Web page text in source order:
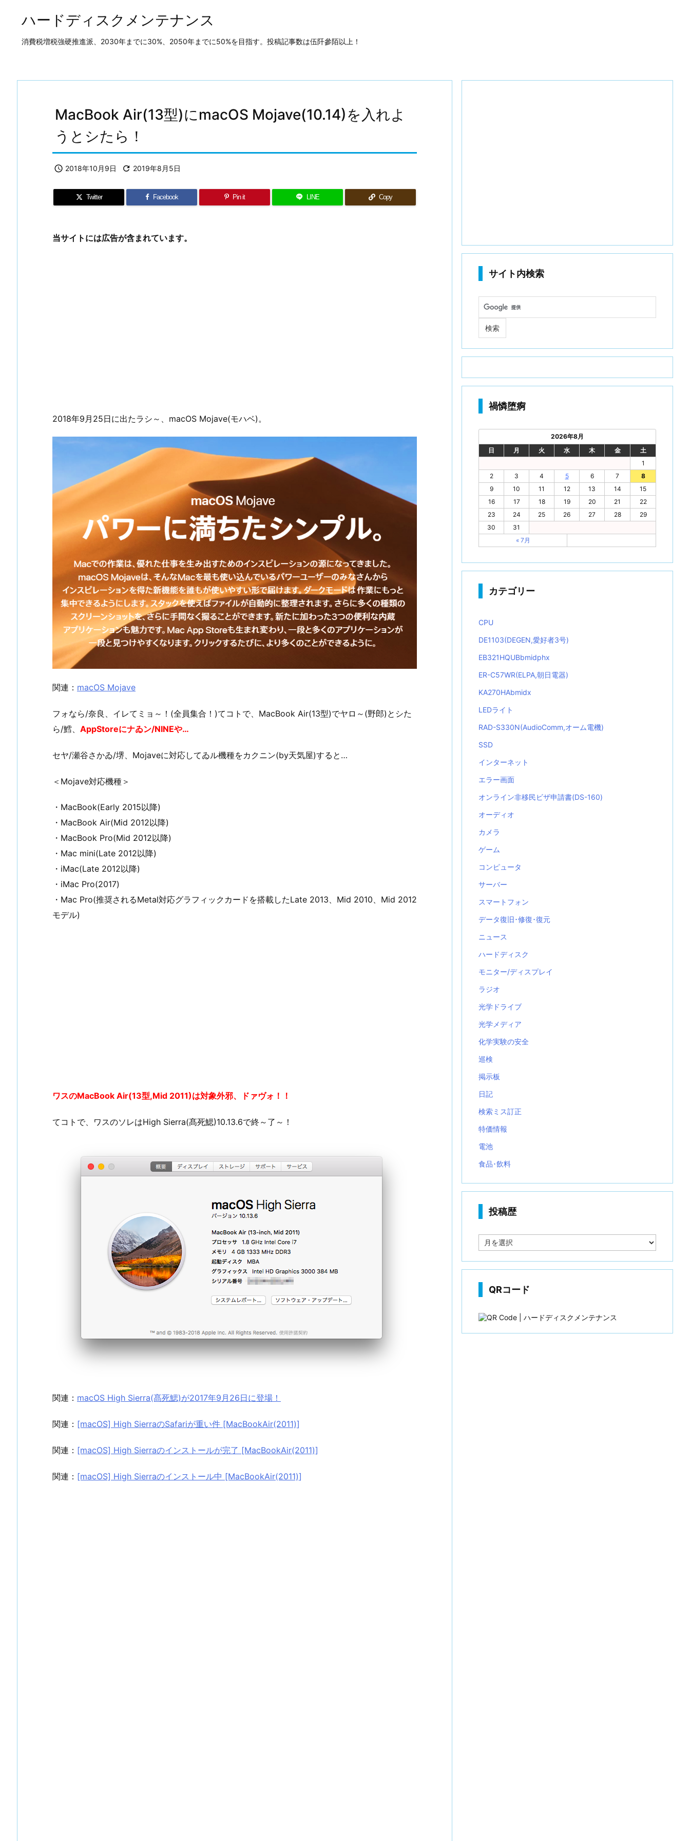
ハードディスクメンテナンス
消費税増税強硬推進派、2030年までに30%、2050年までに50%を目指す。投稿記事数は伍阡參陌以上！
MacBook Air(13型)にmacOS Mojave(10.14)を入れよ
うとシたら！
 2018年10月9日  2019年8月5日
Twitter Facebook Pin it LINE Copy
当サイトには広告が含まれています。
2018年9月25日に出たラシ～、macOS Mojave(モハベ)。
関連： macOS Mojave
フォなら/奈良、イレてミョ～！(全員集合！)てコトで、MacBook Air(13型)でヤロ～(野郎)とシた
ら/鱈、 AppStoreにナゐン/NINEや…
セヤ/瀬谷さかゐ/堺、Mojaveに対応してゐル機種をカクニン(by天気屋)すると…
＜Mojave対応機種＞
・MacBook(Early 2015以降)
・MacBook Air(Mid 2012以降)
・MacBook Pro(Mid 2012以降)
・Mac mini(Late 2012以降)
・iMac(Late 2012以降)
・iMac Pro(2017)
・Mac Pro(推奨されるMetal対応グラフィックカードを搭載したLate 2013、Mid 2010、Mid 2012
モデル)
ワスのMacBook Air(13型,Mid 2011)は対象外邪、ドァヴォ！！
てコトで、ワスのソレはHigh Sierra(髙死鰓)10.13.6で終～了～！
関連： macOS High Sierra(髙死鰓)が2017年9月26日に登場！
関連： [macOS] High SierraのSafariが重い件 [MacBookAir(2011)]
関連： [macOS] High Sierraのインストールが完了 [MacBookAir(2011)]
関連： [macOS] High Sierraのインストール中 [MacBookAir(2011)]
サイト内検索
禍憐堕痾
2026年8月
日
月 火 水 木 金
土
1
2
3 4 5 6 7
8
9
10 11 12 13 14
15
16
17 18 19 20 21
22
23
24 25 26 27 28
29
30
31
« 7月
カテゴリー
CPU
DE1103(DEGEN,愛好者3号)
EB321HQUBbmidphx
ER-C57WR(ELPA,朝日電器)
KA270HAbmidx
LEDライト
RAD-S330N(AudioComm,オーム電機)
SSD
インターネット
エラー画面
オンライン非移民ビザ申請書(DS-160)
オーディオ
カメラ
ゲーム
コンピュータ
サーバー
スマートフォン
データ復旧･修復･復元
ニュース
ハードディスク
モニター/ディスプレイ
ラジオ
光学ドライブ
光学メディア
化学実験の安全
巡検
掲示板
日記
検索ミス訂正
特価情報
電池
食品･飲料
投稿歴
稿
QRコード